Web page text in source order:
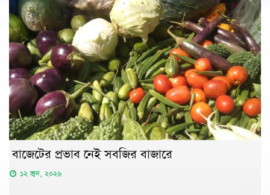
বাজেটের প্রভাব নেই সবজির বাজারে
১২ জুন, ২০২৬